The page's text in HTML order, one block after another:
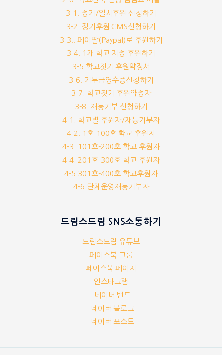
3-1. 정기/일시후원 신청하기
3-2. 정기후원 CMS신청하기
3-3.. 페이팔(Paypal)로 후원하기
3-4. 1개 학교 지정 후원하기
3-5.학교짓기 후원약정서
3-6. 기부금영수증신청하기
3-7. 학교짓기 후원약정자
3-8. 재능기부 신청하기
4-1. 학교별 후원자/재능기부자
4-2. 1호-100호 학교 후원자
4-3. 101호-200호 학교 후원자
4-4. 201호-300호 학교 후원자
4-5 301호-400호 학교후원자
4-6 단체운영재능기부자
드림스드림 SNS소통하기
드림스드림 유튜브
페이스북 그룹
페이스북 페이지
인스타그램
네이버 밴드
네이버 블로그
네이버 포스트